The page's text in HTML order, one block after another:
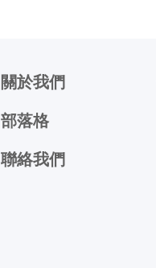
關於我們
部落格
聯絡我們